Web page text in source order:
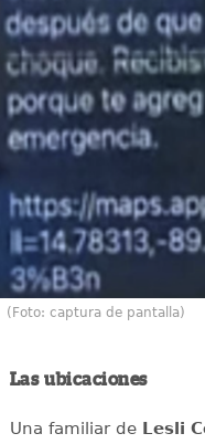
(Foto: captura de pantalla)
Las ubicaciones
Una familiar deLesli